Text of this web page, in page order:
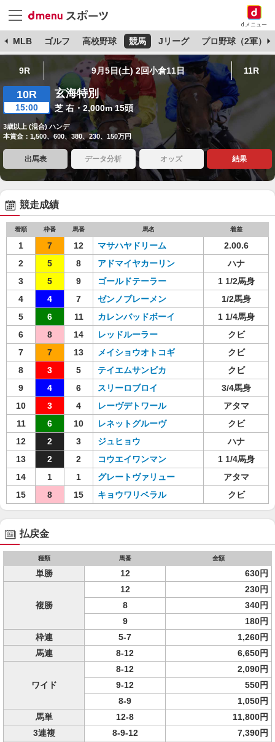
dメニュー
MLB ゴルフ 高校野球 競馬 Jリーグ プロ野球（2軍）
9R 9月5日(土) 2回小倉11日 11R
10R
15:00
玄海特別
芝 右・2,000m 15頭
3歳以上 (混合) ハンデ
本賞金：1,500、600、380、230、150万円
出馬表 データ分析 オッズ 結果
競走成績
着順 枠番 馬番 馬名 着差
1 7 12 マサハヤドリーム
2.00.6
2
5 8 アドマイヤカーリン
ハナ
3
5 9 ゴールドテーラー
1 1/2馬身
4
4 7 ゼンノブレーメン
1/2馬身
5
6 11 カレンバッドボーイ
1 1/4馬身
6
8 14 レッドルーラー
クビ
7
7 13 メイショウオトコギ
クビ
8
3 5 テイエムサンビカ
クビ
9
4 6 スリーロブロイ
3/4馬身
10
3 4 レーヴデトワール
アタマ
11
6 10 レネットグルーヴ
クビ
12
2 3 ジュヒョウ
ハナ
13
2 2 コウエイワンマン
1 1/4馬身
14
1 1 グレートヴァリュー
アタマ
15
8 15 キョウワリベラル クビ
払戻金
種類 馬番 金額
単勝 12 630円
複勝
12
230円
8
340円
9
180円
枠連
5-7
1,260円
馬連
8-12 6,650円
ワイド
8-12
2,090円
9-12
550円
8-9
1,050円
馬単
12-8
11,800円
3連複
8-9-12
7,390円